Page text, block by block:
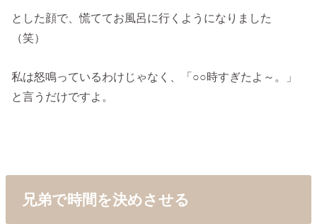
とした顔で、慌ててお風呂に行くようになりました
（笑）
私は怒鳴っているわけじゃなく、「○○時すぎたよ～。」
と言うだけですよ。
兄弟で時間を決めさせる